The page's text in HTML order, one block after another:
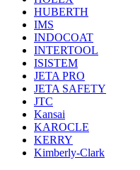
HUBERTH
IMS
INDOCOAT
INTERTOOL
ISISTEM
JETA PRO
JETA SAFETY
JTC
Kansai
KAROCLE
KERRY
Kimberly-Clark